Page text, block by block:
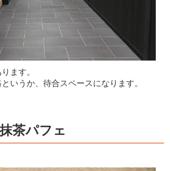
ます。
いうか、待合スペースになります。
茶パフェ